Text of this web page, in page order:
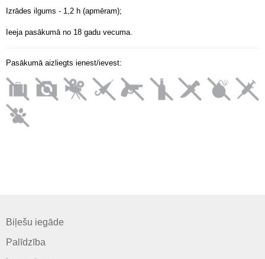
Izrādes ilgums - 1,2 h (apmēram);
Ieeja pasākumā no 18 gadu vecuma.
Pasākumā aizliegts ienest/ievest:
Biļešu iegāde
Palīdzība